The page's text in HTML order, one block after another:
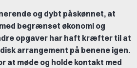
og dybt påskønnet, at
begrænset økonomi og
opgaver har haft kræfter til at
arrangement på benene igen.
at møde og holde kontakt med